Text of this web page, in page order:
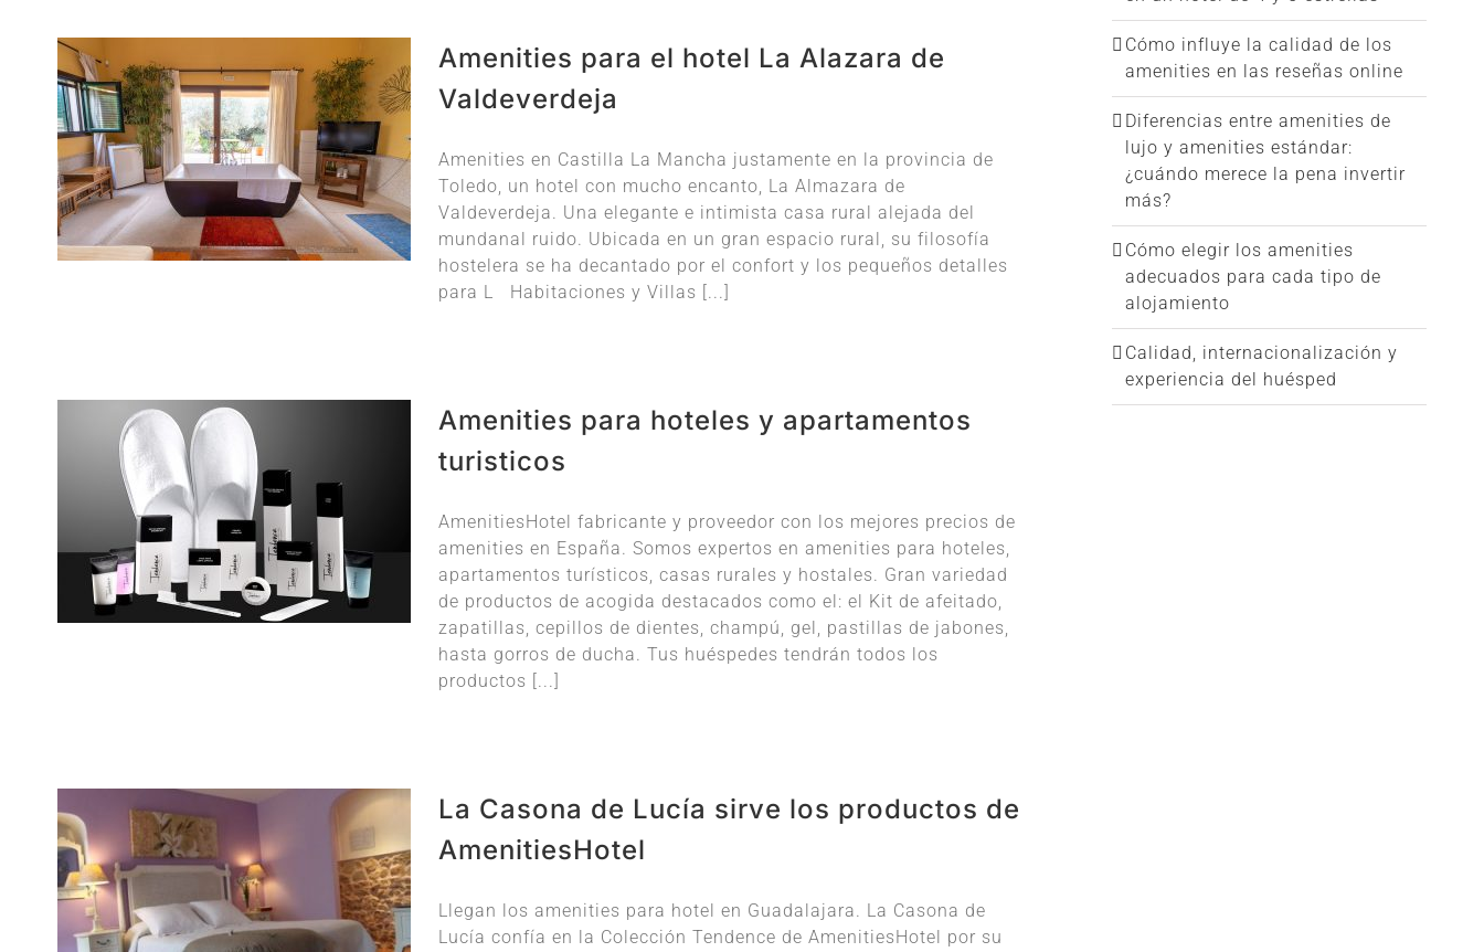
Amenities para el hotel La Alazara de
Valdeverdeja
Amenities en Castilla La Mancha justamente en la provincia de
Toledo, un hotel con mucho encanto, La Almazara de
Valdeverdeja. Una elegante e intimista casa rural alejada del
mundanal ruido. Ubicada en un gran espacio rural, su filosofía
hostelera se ha decantado por el confort y los pequeños detalles
para L Habitaciones y Villas [...]
Amenities para hoteles y apartamentos
turisticos
AmenitiesHotel fabricante y proveedor con los mejores precios de
amenities en España. Somos expertos en amenities para hoteles,
apartamentos turísticos, casas rurales y hostales. Gran variedad
de productos de acogida destacados como el: el Kit de afeitado,
zapatillas, cepillos de dientes, champú, gel, pastillas de jabones,
hasta gorros de ducha. Tus huéspedes tendrán todos los
productos [...]
La Casona de Lucía sirve los productos de
AmenitiesHotel
Llegan los amenities para hotel en Guadalajara. La Casona de
Lucía confía en la Colección Tendence de AmenitiesHotel por su
Cómo influye la calidad de los
amenities en las reseñas online
Diferencias entre amenities de
lujo y amenities estándar:
¿cuándo merece la pena invertir
más?
Cómo elegir los amenities
adecuados para cada tipo de
alojamiento
Calidad, internacionalización y
experiencia del huésped